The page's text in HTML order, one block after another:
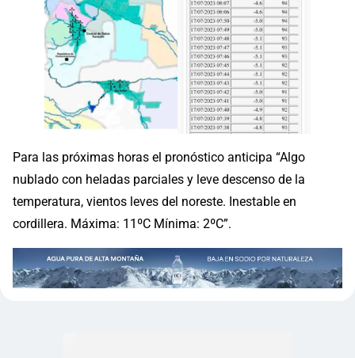
Para las próximas horas el pronóstico anticipa “Algo
nublado con heladas parciales y leve descenso de la
temperatura, vientos leves del noreste. Inestable en
cordillera. Máxima: 11ºC Mínima: 2ºC”.